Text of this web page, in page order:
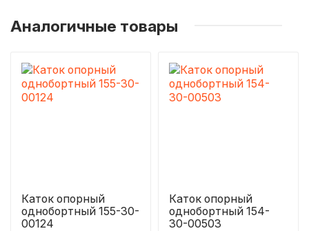
Аналогичные товары
Каток опорный
однобортный 155-30-
00124
Каток опорный
однобортный 154-
30-00503